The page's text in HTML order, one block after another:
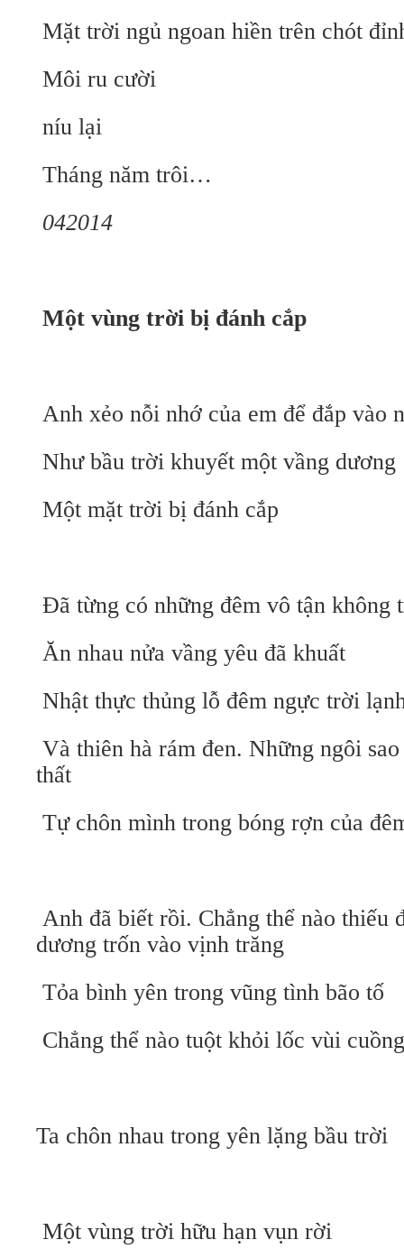
Mặt trời ngủ ngoan hiền trên chót
Môi ru cười
níu lại
Tháng năm trôi…
042014
Một vùng trời bị đánh cắp
Anh xẻo nỗi nhớ của em để đắp vào
Như bầu trời khuyết một vầng dương
Một mặt trời bị đánh cắp
Đã từng có những đêm vô tận không
Ăn nhau nửa vầng yêu đã khuất
Nhật thực thủng lỗ đêm ngực trời
Và thiên hà rám đen. Những ngôi
thất
Tự chôn mình trong bóng rợn của
Anh đã biết rồi. Chẳng thể nào thiếu
dương trốn vào vịnh trăng
Tỏa bình yên trong vũng tình bão tố
Chẳng thể nào tuột khỏi lốc vùi
Ta chôn nhau trong yên lặng bầu trời
Một vùng trời hữu hạn vụn rời